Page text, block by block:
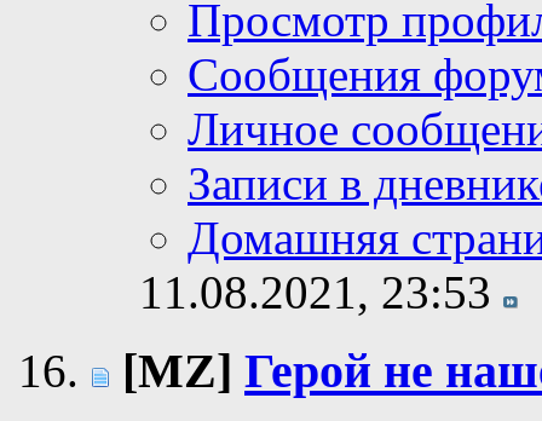
Просмотр
Сообщения
Личное
Записи в
Домашняя
11.08.2021, 23:53
[MZ] Герой не